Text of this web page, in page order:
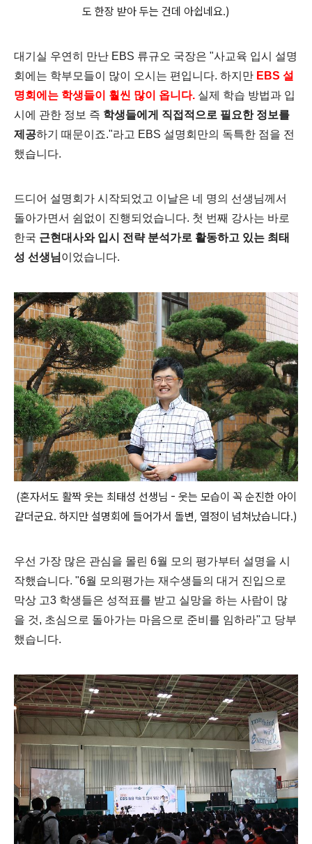
도 한장 받아 두는 건데 아쉽네요.)
대기실 우연히 만난 EBS 류규오 국장은 "사교육 입시 설명
회에는 학부모들이 많이 오시는 편입니다. 하지만 EBS 설
명회에는 학생들이 훨씬 많이 옵니다. 실제 학습 방법과 입
시에 관한 정보 즉 학생들에게 직접적으로 필요한 정보를
제공하기 때문이죠."라고 EBS 설명회만의 독특한 점을 전
했습니다.
드디어 설명회가 시작되었고 이날은 네 명의 선생님께서
돌아가면서 쉼없이 진행되었습니다. 첫 번째 강사는 바로
한국 근현대사와 입시 전략 분석가로 활동하고 있는 최태
성 선생님이었습니다.
(혼자서도 활짝 웃는 최태성 선생님 - 웃는 모습이 꼭 순진한 아이
같더군요. 하지만 설명회에 들어가서 돌변, 열정이 넘쳐났습니다.)
우선 가장 많은 관심을 몰린 6월 모의 평가부터 설명을 시
작했습니다. "6월 모의평가는 재수생들의 대거 진입으로
막상 고3 학생들은 성적표를 받고 실망을 하는 사람이 많
을 것, 초심으로 돌아가는 마음으로 준비를 임하라"고 당부
했습니다.